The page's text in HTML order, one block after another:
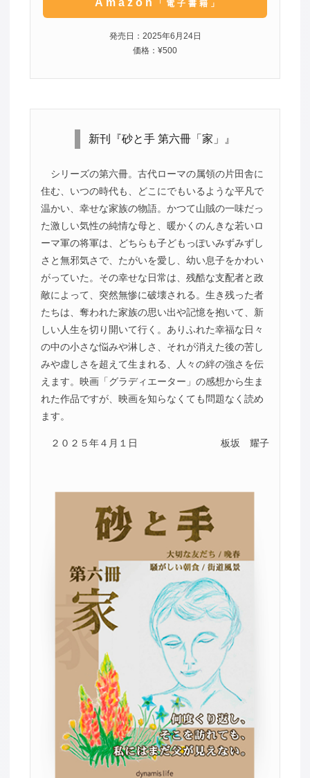
「電子書籍」
発売日：2025年6月24日
価格：¥500
新刊『砂と手 第六冊「家」』
シリーズの第六冊。古代ローマの属領の片田舎に
住む、いつの時代も、どこにでもいるような平凡で
温かい、幸せな家族の物語。かつて山賊の一味だっ
た激しい気性の純情な母と、暖かくのんきな若いロ
ーマ軍の将軍は、どちらも子どもっぽいみずみずし
さと無邪気さで、たがいを愛し、幼い息子をかわい
がっていた。その幸せな日常は、残酷な支配者と政
敵によって、突然無惨に破壊される。生き残った者
たちは、奪われた家族の思い出や記憶を抱いて、新
しい人生を切り開いて行く。ありふれた幸福な日々
の中の小さな悩みや淋しさ、それが消えた後の苦し
みや虚しさを超えて生まれる、人々の絆の強さを伝
えます。映画「グラディエーター」の感想から生ま
れた作品ですが、映画を知らなくても問題なく読め
ます。
２０２５年４月１日 板坂 耀子